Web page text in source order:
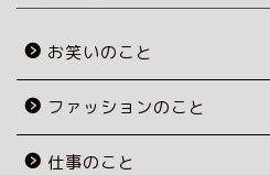
お笑いのこと
ファッションのこと
仕事のこと